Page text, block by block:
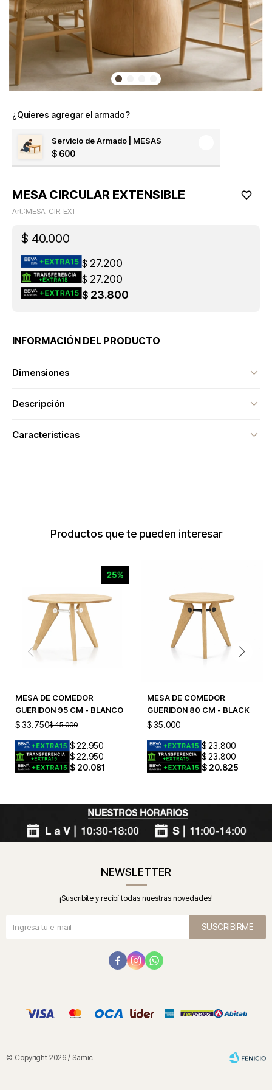
MESA CIRCULAR EXTENSIBLE
MESA-CIR-EXT
$ 40.000
$ 27.200
$ 27.200
$ 23.800
¿Quieres agregar el armado?
Servicio de Armado | MESAS
$ 600
INFORMACIÓN DEL PRODUCTO
Dimensiones
Descripción
Características
Productos que te pueden interesar
MESA DE COMEDOR
GUERIDON 95 CM - BLANCO
$33.750$ 45.000
$ 22.950
$ 22.950
$ 20.081
MESA DE COMEDOR
GUERIDON 80 CM - BLACK
$ 35.000
$ 23.800
$ 23.800
$ 20.825
NEWSLETTER
¡Suscribite y recibí todas nuestras novedades!
SUSCRIBIRME
  
© Copyright 2026 / Samic